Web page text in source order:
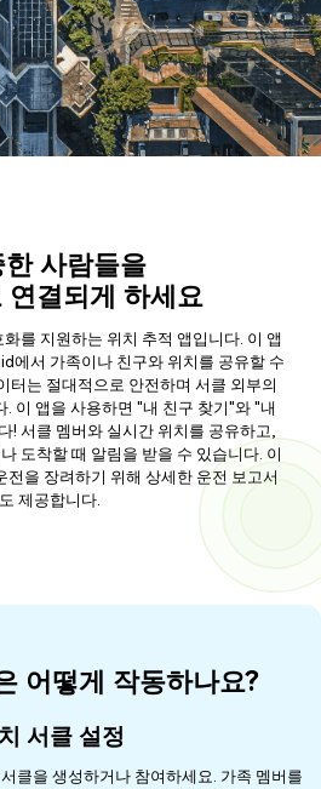
한 사람들을
연결되게 하세요
를 지원하는 위치 추적 앱입니다. 이 앱
에서 가족이나 친구와 위치를 공유할 수
터는 절대적으로 안전하며 서클 외부의
이 앱을 사용하면 "내 친구 찾기"와 "내
! 서클 멤버와 실시간 위치를 공유하고,
도착할 때 알림을 받을 수 있습니다. 이
을 장려하기 위해 상세한 운전 보고서
도 제공합니다.
어떻게 작동하나요?
서클 설정
클을 생성하거나 참여하세요. 가족 멤버를